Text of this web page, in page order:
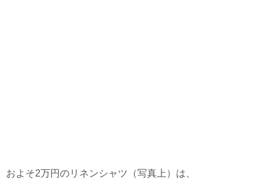
およそ2万円のリネンシャツ（写真上）は、